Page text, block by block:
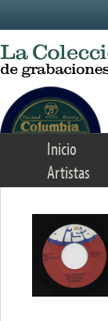
Inicio
Artistas